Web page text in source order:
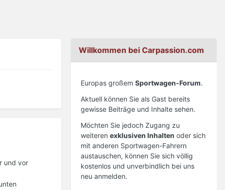
und vor
Willkommen bei Carpassion.com
Europas großem Sportwagen-Forum.
Aktuell können Sie als Gast bereits
gewisse Beiträge und Inhalte sehen.
Möchten Sie jedoch Zugang zu
weiteren exklusiven Inhalten oder sich
mit anderen Sportwagen-Fahrern
austauschen, können Sie sich völlig
kostenlos und unverbindlich bei uns
neu anmelden.